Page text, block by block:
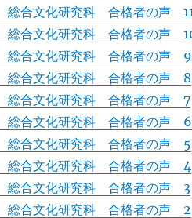
総合文化研究科 合格者の声 11
総合文化研究科 合格者の声
総合文化研究科 合格者の声 9
総合文化研究科 合格者の声 8
総合文化研究科 合格者の声 7
総合文化研究科 合格者の声 6
総合文化研究科 合格者の声 5
総合文化研究科 合格者の声 4
総合文化研究科 合格者の声 3
総合文化研究科 合格者の声 2